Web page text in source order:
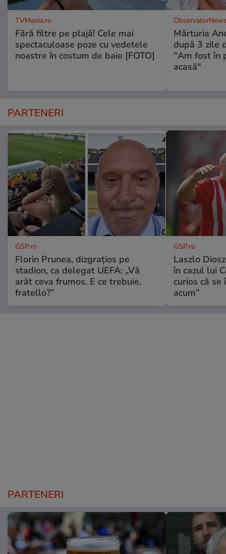
TVMania.ro
Fără filtre pe plajă! Cele mai
spectaculoase poze cu vedetele
noastre în costum de baie [FOTO]
Mărturia
după 3 zile
"Am fost în
acasă"
PARTENERI
GSP.ro
Florin Prunea, dizgrațios pe
stadion, ca delegat UEFA: „Vă
arăt ceva frumos. E ce trebuie,
fratello?”
GSP.ro
Laszlo
în cazul lui
curios că
acum”
PARTENERI